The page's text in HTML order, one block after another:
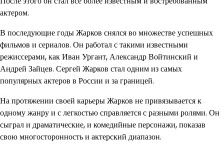
актером.
В последующие годы Жарков снялся во множестве успешных
фильмов и сериалов. Он работал с такими известными
режиссерами, как Иван Ургант, Александр Войтинский и
Андрей Зайцев. Сергей Жарков стал одним из самых
популярных актеров в России и за границей.
На протяжении своей карьеры Жарков не привязывается к
одному жанру и с легкостью справляется с разными ролями. Он
сыграл и драматические, и комедийные персонажи, показав
свою многосторонность и актерский диапазон.